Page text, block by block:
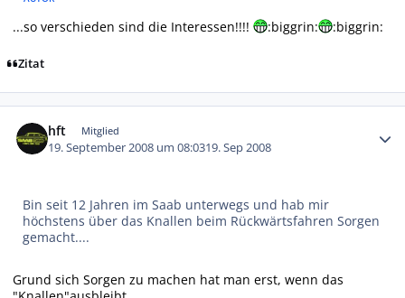
...so verschieden sind die Interessen!!!! :biggrin: :biggrin:
Zitat
hft Mitglied
19. September 2008 um 08:0319. Sep 2008
Bin seit 12 Jahren im Saab unterwegs und hab mir
höchstens über das Knallen beim Rückwärtsfahren Sorgen
gemacht....
Grund sich Sorgen zu machen hat man erst, wenn das